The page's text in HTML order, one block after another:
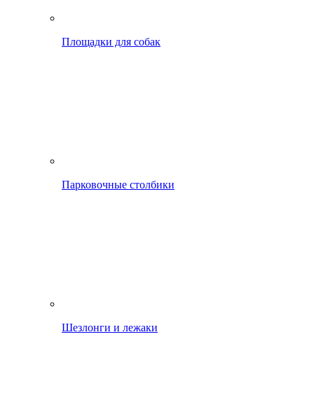
Площадки для собак
Парковочные столбики
Шезлонги и лежаки